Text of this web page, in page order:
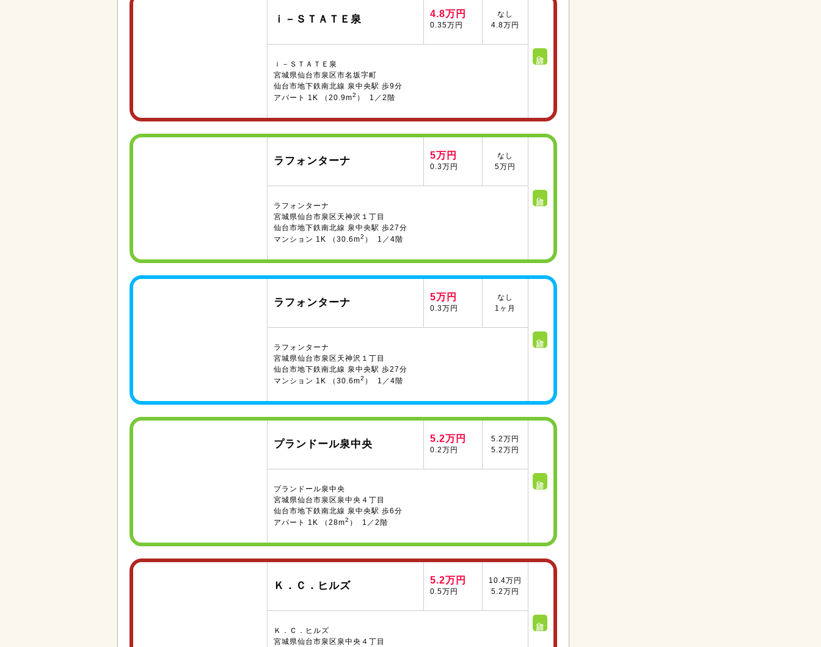
ｉ－ＳＴＡＴＥ泉 4.8万円
0.35万円
なし
4.8万円
詳細へ
ｉ－ＳＴＡＴＥ泉
宮城県仙台市泉区市名坂字町
仙台市地下鉄南北線 泉中央駅 歩9分
アパート 1K （20.9m2 ） 1／2階
ラフォンターナ 5万円
0.3万円
なし
5万円
詳細へ
ラフォンターナ
宮城県仙台市泉区天神沢１丁目
仙台市地下鉄南北線 泉中央駅 歩27分
マンション 1K （30.6m2 ） 1／4階
ラフォンターナ 5万円
0.3万円
なし
1ヶ月
詳細へ
ラフォンターナ
宮城県仙台市泉区天神沢１丁目
仙台市地下鉄南北線 泉中央駅 歩27分
マンション 1K （30.6m2 ） 1／4階
プランドール泉中央 5.2万円
0.2万円
5.2万円
5.2万円
詳細へ
プランドール泉中央
宮城県仙台市泉区泉中央４丁目
仙台市地下鉄南北線 泉中央駅 歩6分
アパート 1K （28m2 ） 1／2階
Ｋ．Ｃ．ヒルズ 5.2万円
0.5万円
10.4万円
5.2万円
詳細へ
Ｋ．Ｃ．ヒルズ
宮城県仙台市泉区泉中央４丁目